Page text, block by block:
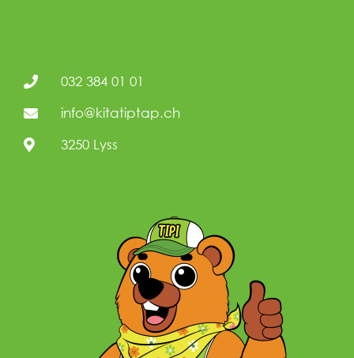
032 384 01 01
info@kitatiptap.ch
3250 Lyss